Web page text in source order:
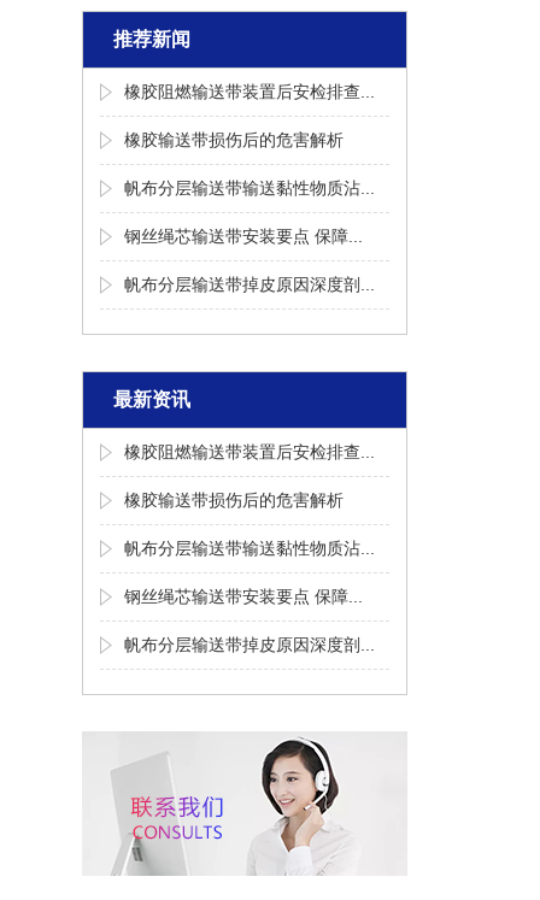
推荐新闻
橡胶阻燃输送带装置后安检排查...
橡胶输送带损伤后的危害解析
帆布分层输送带输送黏性物质沾...
钢丝绳芯输送带安装要点 保障...
帆布分层输送带掉皮原因深度剖...
最新资讯
橡胶阻燃输送带装置后安检排查...
橡胶输送带损伤后的危害解析
帆布分层输送带输送黏性物质沾...
钢丝绳芯输送带安装要点 保障...
帆布分层输送带掉皮原因深度剖...